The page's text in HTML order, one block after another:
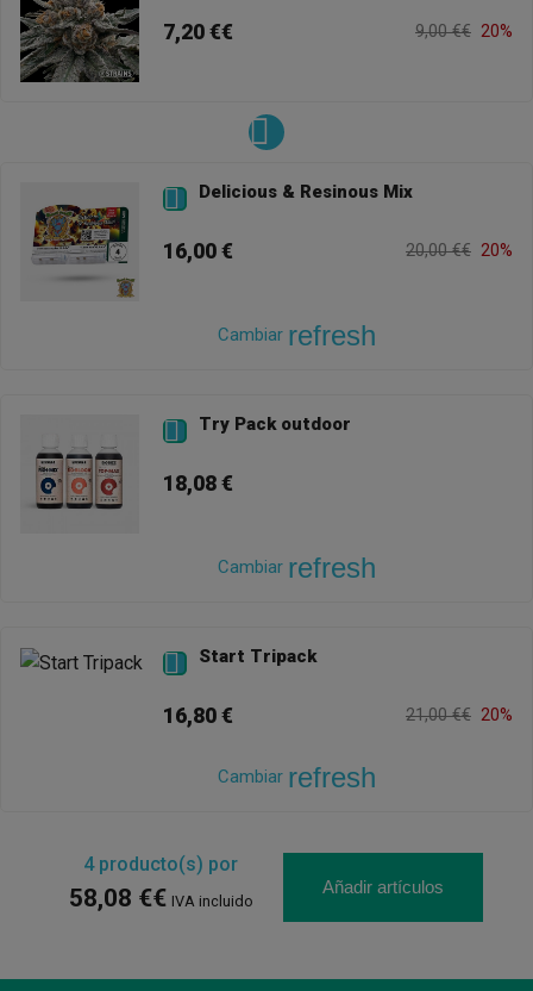
7,20 €€ 9,00 €€ 20%
 Delicious & Resinous Mix
16,00 € 20,00 €€ 20%
Cambiar refresh
 Try Pack outdoor
18,08 €
Cambiar refresh
 Start Tripack
16,80 € 21,00 €€ 20%
Cambiar refresh
4producto(s) por
58,08 €€ IVA incluido
Añadir artículos